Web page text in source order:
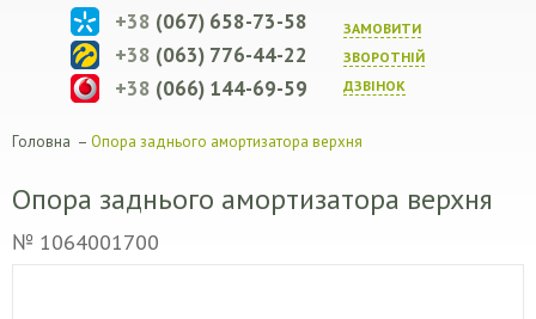
ЗАМОВИТИ
ЗВОРОТНIЙ
ДЗВIНОК
+38 (067) 658-73-58
+38 (063) 776-44-22
+38 (066) 144-69-59
Головна – Опора заднього амортизатора верхня
Опора заднього амортизатора верхня
№ 1064001700